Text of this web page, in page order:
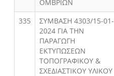
ΟΜΒΡΙΩΝ
335
ΣΥΜΒΑΣΗ 4303/15-01-
2024 ΓΙΑ ΤΗΝ
ΠΑΡΑΓΩΓΗ
ΕΚΤΥΠΩΣΕΩΝ
ΤΟΠΟΓΡΑΦΙΚΟΥ &
ΣΧΕΔΙΑΣΤΙΚΟΥ ΥΛΙΚΟΥ